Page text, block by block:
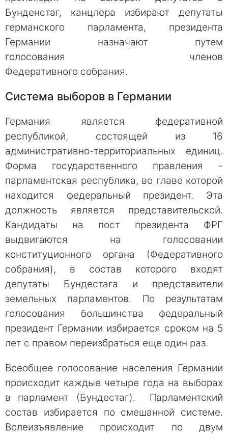
Бунденстаг, канцлера избирают депутаты
германского парламента, президента
Германии назначают путем
голосования членов
Федеративного собрания.
Система выборов в Германии
Германия является федеративной
республикой, состоящей из 16
административно-территориальных единиц.
Форма государственного правления -
парламентская республика, во главе которой
находится федеральный президент. Эта
должность является представительской.
Кандидаты на пост президента ФРГ
выдвигаются на голосовании
конституционного органа (Федеративного
собрания), в состав которого входят
депутаты Бундестага и представители
земельных парламентов. По результатам
голосования большинства федеральный
президент Германии избирается сроком на 5
лет с правом переизбраться еще один раз.
Всеобщее голосование населения Германии
происходит каждые четыре года на выборах
в парламент (Бундестаг). Парламентский
состав избирается по смешанной системе.
Волеизъявление происходит по двум